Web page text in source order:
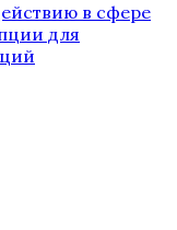
в сфере
для